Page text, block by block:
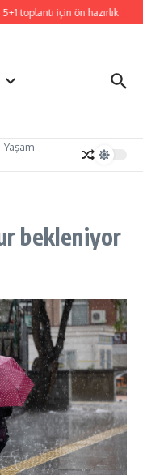
toplantı için ön hazırlık
Yaşam
bekleniyor